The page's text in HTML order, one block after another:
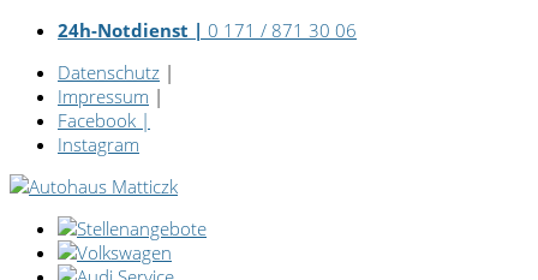
24h-Notdienst | 0 171 / 871 30 06
Datenschutz |
Impressum |
Facebook |
Instagram